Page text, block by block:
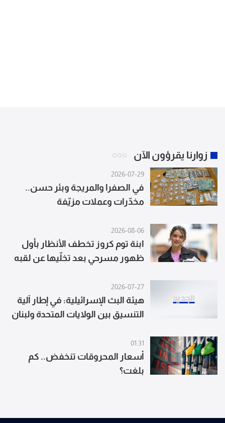
زوارنا يقرؤون الآن
2026-07-29
في الصفرا والمريجة وبئر حسن..
مخدّرات وعملات مزيّفة
2026-08-06
ابنة توم كروز تخطف الأنظار بأول
ظهور مسرحي بعد تخلّيها عن لقبه
2026-07-27
هيئة البث الإسرائيلية: في إطار آلية
التنسيق بين الولايات المتحدة ولبنان
مخبأ أسلحة تابع لحزب الله في
المناطق التجريبية جنوب لبنان
01:31
أسعار المحروقات تنخفض.. كم
بلغت؟